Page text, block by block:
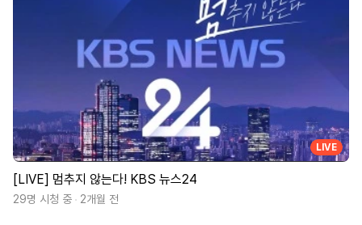
LIVE
[LIVE] 멈추지 않는다! KBS 뉴스24
29명 시청 중 2개월 전